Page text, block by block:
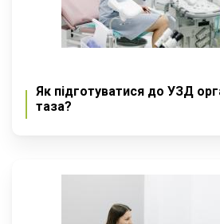
Як підготуватися до УЗД
таза?